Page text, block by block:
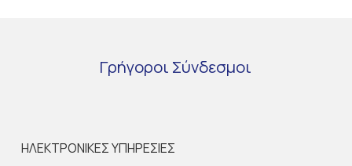
Γρήγοροι Σύνδεσμοι
ΗΛΕΚΤΡΟΝΙΚΕΣ ΥΠΗΡΕΣΙΕΣ